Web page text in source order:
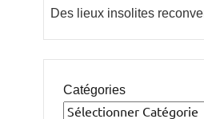
Des lieux insolites
Catégories